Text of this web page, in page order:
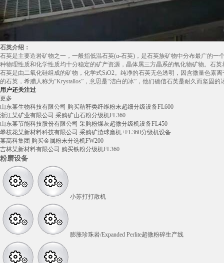
石英介绍：
石英是主要造岩矿物之一，一般指低温石英(α-石英)，是石英族矿物中分布最广的
种物理性质和化学性质均十分稳定的矿产资源，晶体属三方晶系的氧化物矿物。石
石英是由二氧化硅组成的矿物，化学式SiO2。纯净的石英无色透明，因含微量色素
的石英，希腊人称为“Krystallos”，意思是“洁白的冰”，他们确信石英是耐久而坚固
用户还关注过
更多
山东某生物科技有限公司 购买秸秆类纤维粉末超细分级设备FL600
浙江某矿业有限公司 采购矿山石粉分级机FL360
山东某节能科技股份有限公司 采购粉煤灰超微分级机设备FL450
攀枝花某新材料科技有限公司 采购矿渣球磨机+FL360分级机设备
某高科集团 购买金属粉末分选机FW200
吉林某新材料有限公司 购买铁粉分级机FL360
粉磨设备
小苏打打散机
膨胀珍珠岩/Expanded Perlite超微粉碎生产线